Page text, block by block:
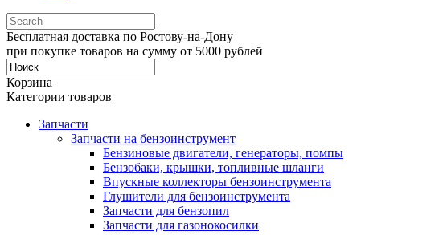
Бесплатная доставка по Ростову-на-Дону
при покупке товаров на сумму от 5000 рублей
Корзина
Категории товаров
Запчасти
Запчасти на бензоинструмент
Бензиновые двигатели, генераторы, помпы
Бензобаки, крышки, топливные шланги
Впускные коллекторы бензоинструмента
Глушители для бензоинструмента
Запчасти для бензопил
Запчасти для газонокосилки